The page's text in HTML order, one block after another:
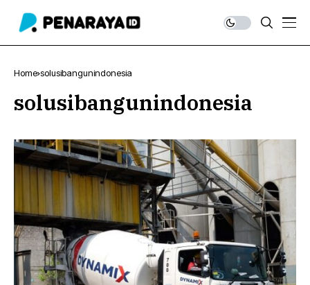
Home solusibangunindonesia
solusibangunindonesia